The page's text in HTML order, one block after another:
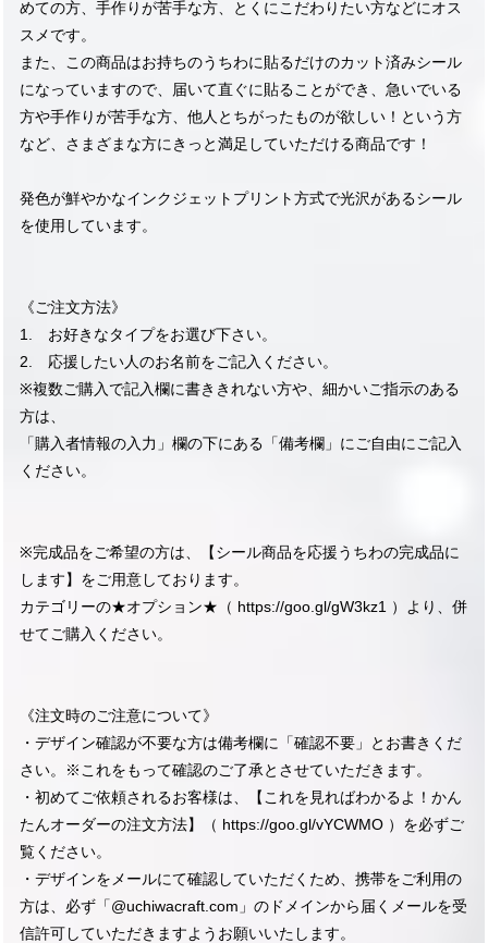
めての方、手作りが苦手な方、とくにこだわりたい方などにオス
スメです。
また、この商品はお持ちのうちわに貼るだけのカット済みシール
になっていますので、届いて直ぐに貼ることができ、急いでいる
方や手作りが苦手な方、他人とちがったものが欲しい！という方
など、さまざまな方にきっと満足していただける商品です！
発色が鮮やかなインクジェットプリント方式で光沢があるシール
を使用しています。
《ご注文方法》
1. お好きなタイプをお選び下さい。
2. 応援したい人のお名前をご記入ください。
※複数ご購入で記入欄に書ききれない方や、細かいご指示のある
方は、
「購入者情報の入力」欄の下にある「備考欄」にご自由にご記入
ください。
※完成品をご希望の方は、【シール商品を応援うちわの完成品に
します】をご用意しております。
カテゴリーの★オプション★（ https://goo.gl/gW3kz1 ）より、併
せてご購入ください。
《注文時のご注意について》
・デザイン確認が不要な方は備考欄に「確認不要」とお書きくだ
さい。※これをもって確認のご了承とさせていただきます。
・初めてご依頼されるお客様は、【これを見ればわかるよ！かん
たんオーダーの注文方法】（ https://goo.gl/vYCWMO ）を必ずご
覧ください。
・デザインをメールにて確認していただくため、携帯をご利用の
方は、必ず「@uchiwacraft.com」のドメインから届くメールを受
信許可していただきますようお願いいたします。